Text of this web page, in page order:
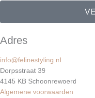
s
t
m
Adres
info@felinestyling.nl
Dorpsstraat 39
4145 KB Schoonrewoerd
Algemene voorwaarden